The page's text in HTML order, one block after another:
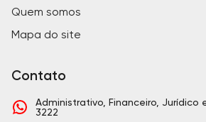
Quem somos
Mapa do site
Contato
Administrativo, Financeiro, Jurídico
3222